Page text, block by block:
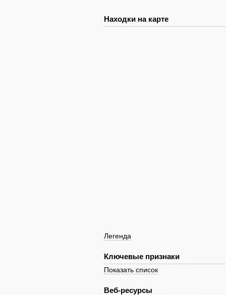
Находки на карте
Легенда
Ключевые признаки
Показать список
Веб-ресурсы